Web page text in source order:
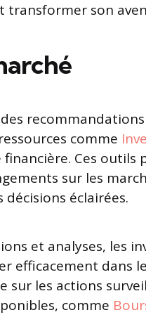
transformer son
comme
financière. Ces
sur les
éclairées.
et analyses, les
efficacement dans
sur les actions
comme